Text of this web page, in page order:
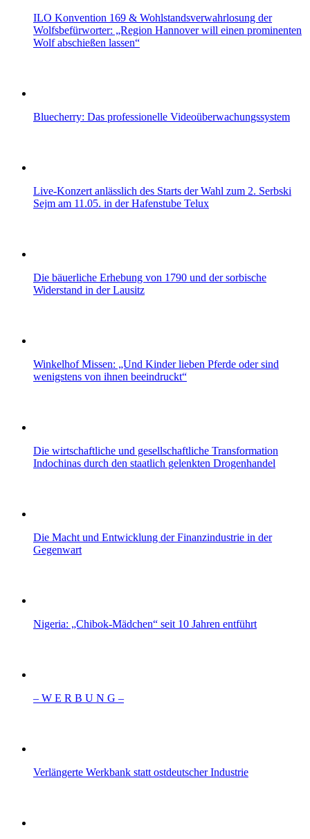
ILO Konvention 169 & Wohlstandsverwahrlosung der
Wolfsbefürworter: „Region Hannover will einen prominenten
Wolf abschießen lassen“
Bluecherry: Das professionelle Videoüberwachungssystem
Live-Konzert anlässlich des Starts der Wahl zum 2. Serbski
Sejm am 11.05. in der Hafenstube Telux
Die bäuerliche Erhebung von 1790 und der sorbische
Widerstand in der Lausitz
Winkelhof Missen: „Und Kinder lieben Pferde oder sind
wenigstens von ihnen beeindruckt“
Die wirtschaftliche und gesellschaftliche Transformation
Indochinas durch den staatlich gelenkten Drogenhandel
Die Macht und Entwicklung der Finanzindustrie in der
Gegenwart
Nigeria: „Chibok-Mädchen“ seit 10 Jahren entführt
– W Ε R Β U Ν G –
Verlängerte Werkbank statt ostdeutscher Industrie